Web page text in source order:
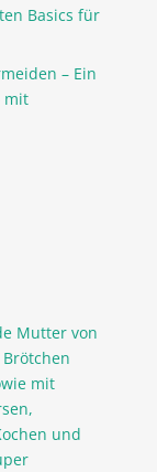
Basics für
– Ein
mit
Mutter von
mit
und